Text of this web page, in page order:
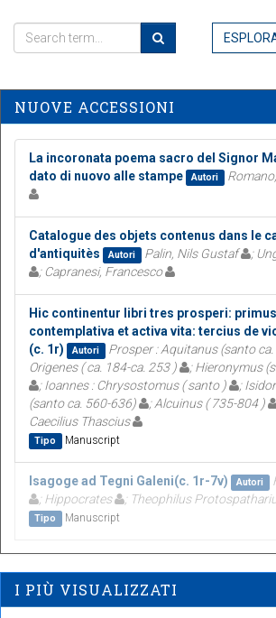
NUOVE ACCESSIONI
La incoronata poema sacro del Signor
dato di nuovo alle stampe
Autori
Catalogue des objets contenus dans le
d'antiquitès
Autori Palin, Nils Gustaf
;
; Capranesi, Francesco
Hic continentur libri tres prosperi:
contemplativa et activa vita: tercius de
(c. 1r)
Autori Prosper : Aquitanus (santo
Origenes ( ca. 184-ca. 253 )
; Hieronymus
; Ioannes : Chrysostomus ( santo )
;
(santo ca. 560-636)
; Alcuinus ( 735-804 )
Caecilius Thascius
Tipo Manuscript
Isagoge ad Tegni Galeni(c. 1r-7v) Autori
; Hippocrates
; Theophilus
Tipo Manuscript
I PIÙ VISUALIZZATI